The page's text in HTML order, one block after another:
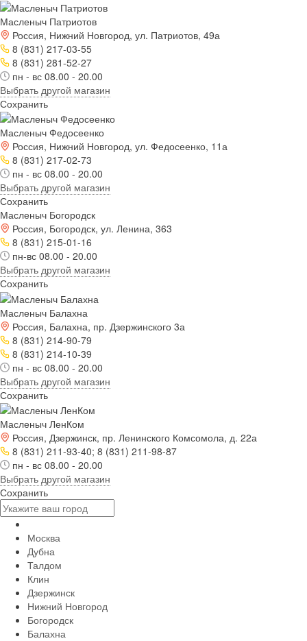
Масленыч Патриотов
Россия, Нижний Новгород, ул. Патриотов, 49а
8 (831) 217-03-55
8 (831) 281-52-27
пн - вс 08.00 - 20.00
Выбрать другой магазин
Сохранить
Масленыч Федосеенко
Россия, Нижний Новгород, ул. Федосеенко, 11а
8 (831) 217-02-73
пн - вс 08.00 - 20.00
Выбрать другой магазин
Сохранить
Масленыч Богородск
Россия, Богородск, ул. Ленина, 363
8 (831) 215-01-16
пн-вс 08.00 - 20.00
Выбрать другой магазин
Сохранить
Масленыч Балахна
Россия, Балахна, пр. Дзержинского 3а
8 (831) 214-90-79
8 (831) 214-10-39
пн - вс 08.00 - 20.00
Выбрать другой магазин
Сохранить
Масленыч ЛенКом
Россия, Дзержинск, пр. Ленинского Комсомола, д. 22а
8 (831) 211-93-40; 8 (831) 211-98-87
пн - вс 08.00 - 20.00
Выбрать другой магазин
Сохранить
Москва
Дубна
Талдом
Клин
Дзержинск
Нижний Новгород
Богородск
Балахна